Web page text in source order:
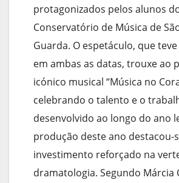
protagonizados pelos alunos
Conservatório de Música de
Guarda. O espetáculo, que
em ambas as datas, trouxe ao
icónico musical “Música no
celebrando o talento e o
desenvolvido ao longo do ano
produção deste ano destacou-
investimento reforçado na
dramatologia. Segundo Márcia